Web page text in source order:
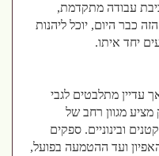
עבודה מתקדמת,
היום, יוכל ליהנות
יחד איתו.
מתלבטים לגבי
מגוון רחב של
ובינוניים. ספקים
ועד ההטמעה בפועל,